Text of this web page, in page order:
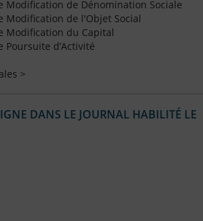
Modification de Dénomination Sociale
Modification de l'Objet Social
Modification du Capital
Poursuite d’Activité
>
DANS LE JOURNAL HABILITÉ LE